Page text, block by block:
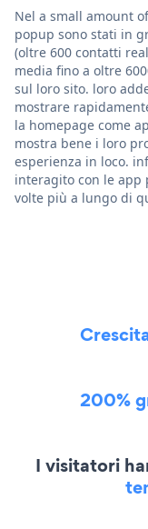
Nel a small amount
popup sono stati in
(oltre 600 contatti
media fino a oltre
sul loro sito. loro
mostrare
la homepage come
mostra bene i loro
esperienza in loco.
interagito con le app
volte più a lungo di
200%
I visitatori